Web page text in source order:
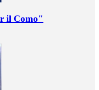
il Como"